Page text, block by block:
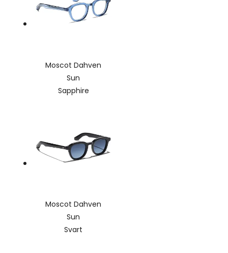
Moscot Dahven
Sun
Sapphire
Moscot Dahven
Sun
Svart